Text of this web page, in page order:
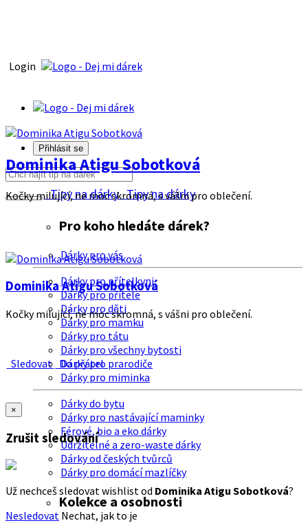
Login
Přihlásit se
Tipy na dárkyTipy na dárky
Pro koho hledáte dárek?
Dárky pro vás
Dárky pro přítelkyni
Dárky pro přítele
Dárky pro děti
Dárky pro mamku
Dárky pro tátu
Dárky pro všechny bytosti
Dárky pro prarodiče
Dárky pro miminka
Dárky do bytu
Dárky pro nastávající maminky
Férové, bio a eko dárky
Udržitelné a zero-waste dárky
Dárky od českých tvůrců
Dárky pro domácí mazlíčky
Kolekce a osobnosti
Dominika Atigu Sobotková
Kočky milující, ne moc skromná, s vášni pro oblečení.
Dominika Atigu Sobotková
Kočky milující, ne moc skromná, s vášni pro oblečení.
Sledovat Do přátel
×
Zrušit sledování
Už nechceš sledovat wishlist od Dominika Atigu Sobotková?
Nesledovat Nechat, jak to je